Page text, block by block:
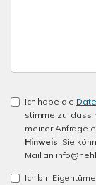
Ich habe die
stimme zu, dass
meiner Anfrage
Hinweis: Sie
Mail an
Ich bin